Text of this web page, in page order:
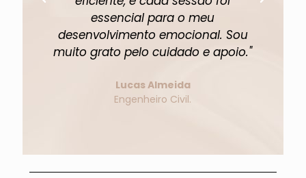
essencial para o meu
desenvolvimento emocional. Sou
muito grato pelo cuidado e apoio."
Lucas Almeida
Engenheiro Civil.